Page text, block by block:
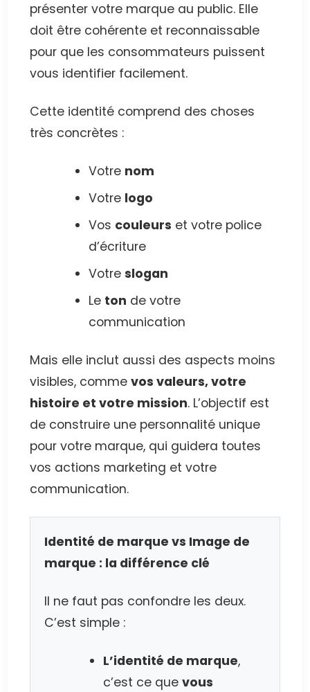
présenter votre marque au public. Elle
doit être cohérente et reconnaissable
pour que les consommateurs puissent
vous identifier facilement.
Cette identité comprend des choses
très concrètes :
Votre nom
Votre logo
Vos couleurs et votre police
d’écriture
Votre slogan
Le ton de votre
communication
Mais elle inclut aussi des aspects moins
visibles, commevos valeurs, votre
histoire et votre mission. L’objectif est
de construire une personnalité unique
pour votre marque, qui guidera toutes
vos actions marketing et votre
communication.
Identité de marque vs Image de
marque : la différence clé
Il ne faut pas confondre les deux.
C’est simple :
L’identité de marque,
c’est ce que vous